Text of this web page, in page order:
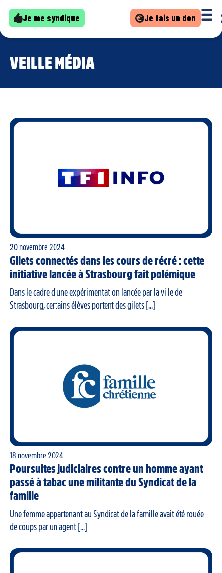
Je me syndique Je fais un don
VEILLE MÉDIA
20 novembre 2024
Gilets connectés dans les cours de récré : cette
initiative lancée à Strasbourg fait polémique
Dans le cadre d'une expérimentation lancée par la ville de
Strasbourg, certains élèves portent des gilets [...]
18 novembre 2024
Poursuites judiciaires contre un homme ayant
passé à tabac une militante du Syndicat de la
famille
Une femme appartenant au Syndicat de la famille avait été rouée
de coups par un agent [...]